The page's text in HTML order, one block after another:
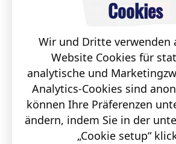
Cookies
Wir und Dritte verwenden
Website Cookies für
analytische und
Analytics-Cookies sind
können Ihre Präferenzen
ändern, indem Sie in der
„Cookie setup“